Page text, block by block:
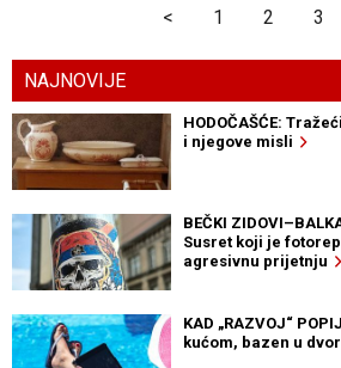
< 1 2 3
NAJNOVIJE
HODOČAŠĆE:
i njegove misli
BEČKI
Susret koji je
agresivnu prijetnju
KAD „RAZVOJ“
kućom, bazen u